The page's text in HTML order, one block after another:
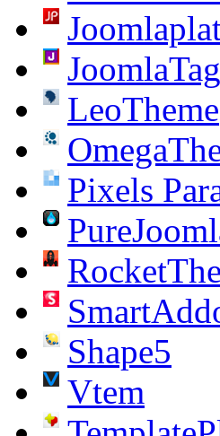
JoomlaTag
LeoTheme
Pixels
Shape5
Vtem